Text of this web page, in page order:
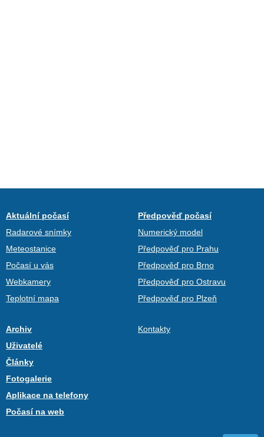
Aktuální počasí
Radarové snímky
Meteostanice
Počasí u vás
Webkamery
Teplotní mapa
Předpověď počasí
Numerický model
Předpověď pro Prahu
Předpověď pro Brno
Předpověď pro Ostravu
Předpověď pro Plzeň
Archiv
Uživatelé
Články
Fotogalerie
Aplikace na telefony
Počasí na web
Kontakty